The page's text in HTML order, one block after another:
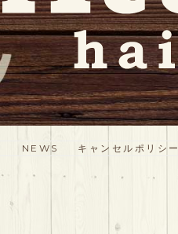
NEWS キャンセルポリシー